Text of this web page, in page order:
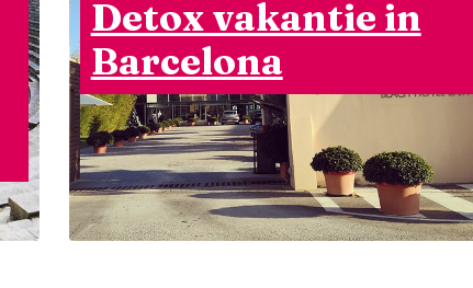
Detox vakantie in
Barcelona